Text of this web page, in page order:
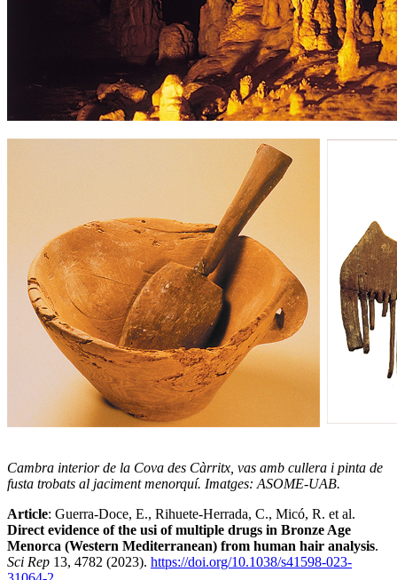
Cambra interior de la Cova des Càrritx, vas amb cullera i pinta de
fusta trobats al jaciment menorquí. Imatges: ASOME-UAB.
Article: Guerra-Doce, E., Rihuete-Herrada, C., Micó, R. et al.
Direct evidence of the usi of multiple drugs in Bronze Age
Menorca (Western Mediterranean) from human hair analysis.
Sci Rep 13, 4782 (2023). https://doi.org/10.1038/s41598-023-